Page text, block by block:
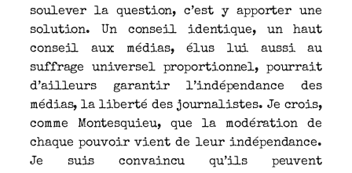
soulever la question, c’est y apporter une
solution. Un conseil identique, un haut
conseil aux médias, élus lui aussi au
suffrage universel proportionnel, pourrait
d’ailleurs garantir l’indépendance des
médias, la liberté des journalistes. Je crois,
comme Montesquieu, que la modération de
chaque pouvoir vient de leur indépendance.
Je suis convaincu qu’ils peuvent